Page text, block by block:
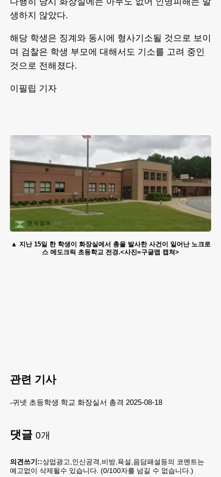
생하지 않았다.
해당 학생은 징계와 동시에 형사기소될 것으로 보이
며 검찰은 학생 부모에 대해서도 기소를 고려 중인
것으로 전해졌다.
이필립 기자
지난 15일 한 학생이 화장실에서 총을 발사한 사건이 일어난 노크로
스 메도크릭 초등학교 전경.<사진=구글맵 캡쳐>
관련 기사
귀넷 초등학생 학교 화장실서 총격 2025-08-18
댓글 0개
의견쓰기::상업광고,인신공격,비방,욕설,음담패설등의 코멘트는
예고없이 삭제될수 있습니다. (0/100자를 넘길 수 없습니다.)